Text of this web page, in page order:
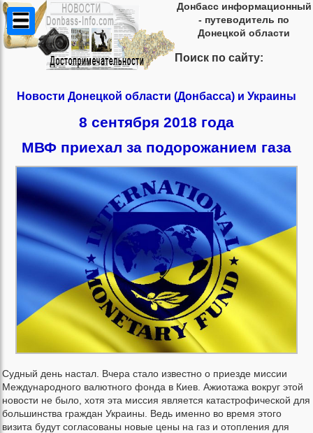
Донбасс информационный
- путеводитель по
Донецкой области
Поиск по сайту:
Новости Донецкой области (Донбасса) и Украины
8 сентября 2018 года
МВФ приехал за подорожанием газа
Судный день настал. Вчера стало известно о приезде миссии
Международного валютного фонда в Киев. Ажиотажа вокруг этой
новости не было, хотя эта миссия является катастрофической для
большинства граждан Украины. Ведь именно во время этого
визита будут согласованы новые цены на газ и отопления для